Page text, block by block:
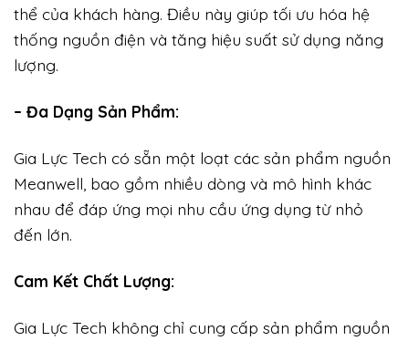
thể của khách hàng. Điều này giúp tối ưu hóa hệ
thống nguồn điện và tăng hiệu suất sử dụng năng
lượng.
– Đa Dạng Sản Phẩm:
Gia Lực Tech có sẵn một loạt các sản phẩm nguồn
Meanwell, bao gồm nhiều dòng và mô hình khác
nhau để đáp ứng mọi nhu cầu ứng dụng từ nhỏ
đến lớn.
Cam Kết Chất Lượng:
Gia Lực Tech không chỉ cung cấp sản phẩm nguồn